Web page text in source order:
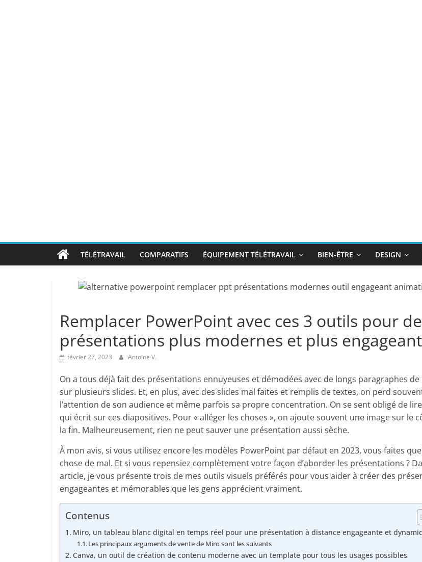
TÉLÉTRAVAIL COMPARATIFS ÉQUIPEMENT TÉLÉTRAVAIL BIEN-ÊTRE DESIGN
Remplacer PowerPoint avec ces 3 outils pour
présentations plus modernes et plus
février 27, 2023 Antoine V.
On a tous déjà fait des présentations ennuyeuses et démodées avec de longs paragraphes
sur plusieurs slides. Et, en plus, avec des slides mal faites et remplis de textes, on perd
l’attention de son audience et même parfois sa propre concentration. On se sent obligé de
qui écrit sur ces diapositives. Pour « alléger les choses », on ajoute souvent une image sur le
la fin. Malheureusement, rien ne peut sauver une présentation aussi sèche.
À mon avis, si vous utilisez encore les modèles PowerPoint par défaut en 2023, vous faites
chose de mal. Et si vous repensiez complètement votre façon d’aborder les présentations ?
article, je vous présente trois de mes outils visuels préférés pour vous aider à créer des
engageantes et mémorables que les gens apprécient vraiment.
Contenus
Miro, un tableau blanc digital en temps réel pour une présentation à distance engageante et
Les principaux arguments de vente de Miro sont les suivants
Canva, un outil de création de contenu moderne avec un template pour tous les usages possibles